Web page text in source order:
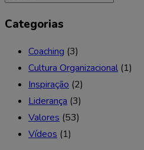
Categorias
Coaching (3)
Cultura Organizacional (1)
Inspiração (2)
Liderança (3)
Valores (53)
Vídeos (1)